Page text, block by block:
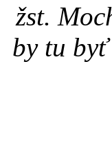
žst.
by tu